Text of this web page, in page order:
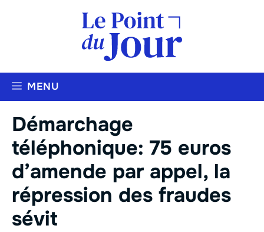
MENU
Démarchage
téléphonique: 75 euros
d’amende par appel, la
répression des fraudes
sévit